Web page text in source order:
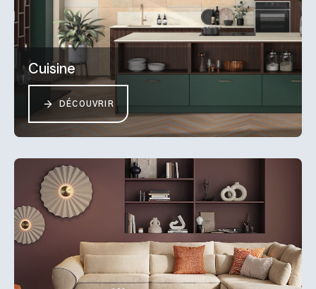
Cuisine
DÉCOUVRIR